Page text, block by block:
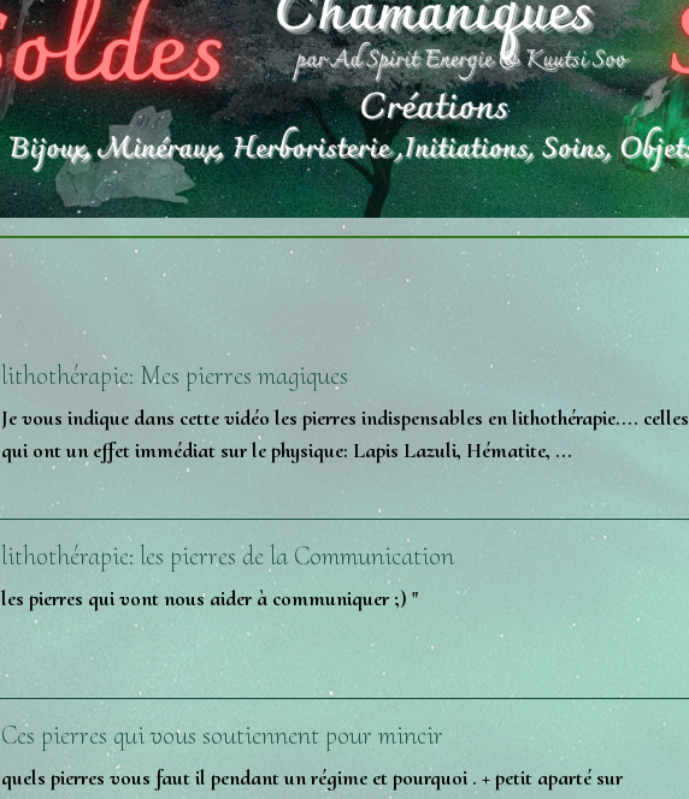
lithothérapie: Mes pierres magiques
Je vous indique dans cette vidéo les pierres indispensables en lithothérapie.... celles
qui ont un effet immédiat sur le physique: Lapis Lazuli, Hématite, ...
lithothérapie: les pierres de la Communication
les pierres qui vont nous aider à communiquer ;) "
Ces pierres qui vous soutiennent pour mincir
quels pierres vous faut il pendant un régime et pourquoi . + petit aparté sur